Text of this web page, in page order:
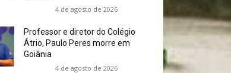
4 de agosto de 2026
Professor e diretor do Colégio
Átrio, Paulo Peres morre em
Goiânia
4 de agosto de 2026